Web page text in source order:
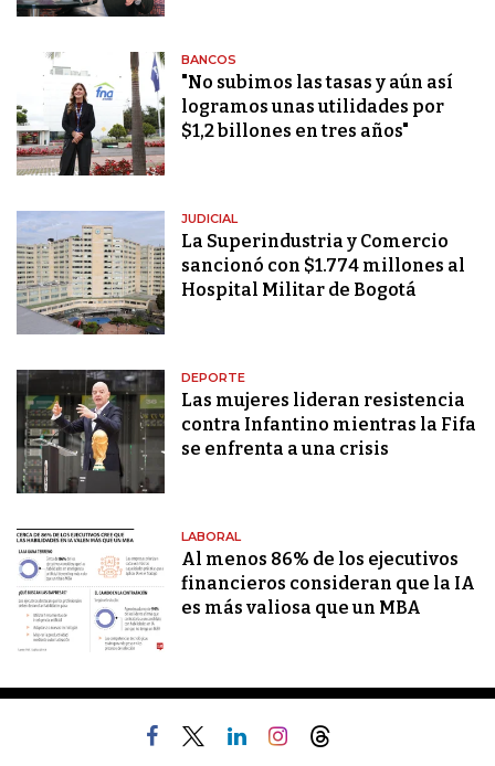
BANCOS
"No subimos las tasas y aún así
logramos unas utilidades por
$1,2 billones en tres años"
JUDICIAL
La Superindustria y Comercio
sancionó con $1.774 millones al
Hospital Militar de Bogotá
DEPORTE
Las mujeres lideran resistencia
contra Infantino mientras la Fifa
se enfrenta a una crisis
LABORAL
Al menos 86% de los ejecutivos
financieros consideran que la IA
es más valiosa que un MBA